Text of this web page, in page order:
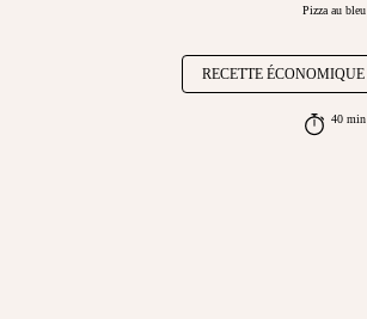
Pizza au bleu
RECETTE ÉCONOMIQUE
40 min